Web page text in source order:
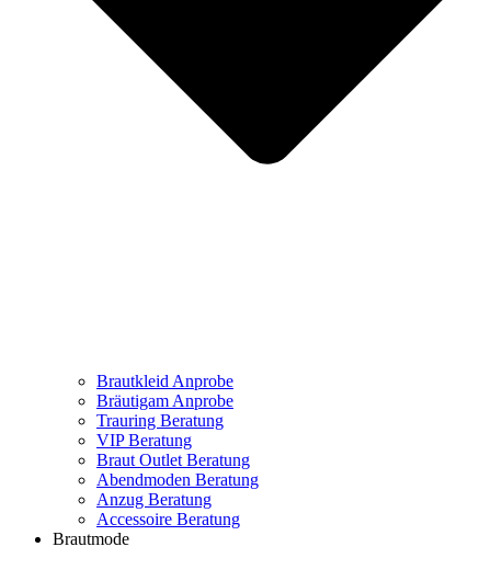
Brautkleid Anprobe
Bräutigam Anprobe
Trauring Beratung
VIP Beratung
Braut Outlet Beratung
Abendmoden Beratung
Anzug Beratung
Accessoire Beratung
Brautmode